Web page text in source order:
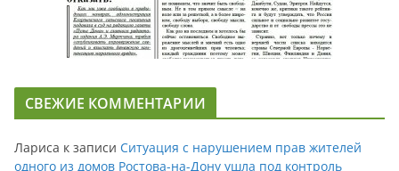
СВЕЖИЕ КОММЕНТАРИИ
Лариса к записи Ситуация с нарушением прав жителей
одного из домов Ростова-на-Дону ушла под контроль